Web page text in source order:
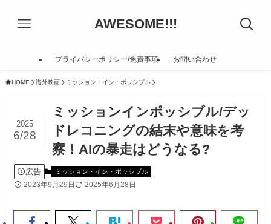
AWESOME!!!
プライバシーポリシー/免責事項 お問い合わせ
HOME 海外映画 ミッション・イン・ポッシブル
ミッションインポッシブル/デッ
ドレコニングの結末や意味を考
察！AIの暴走はどうなる?
2025
6/28
広告 ミッション・イン・ポッシブル
2023年9月29日 2025年6月28日